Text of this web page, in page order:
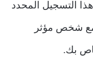
التسجيل المحدد
مع شخص مؤثر
بك.